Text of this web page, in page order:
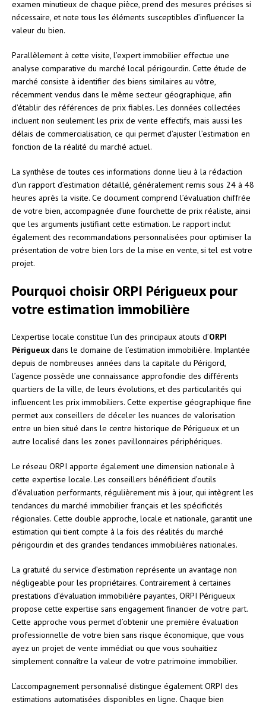
examen minutieux de chaque pièce, prend des mesures précises si
nécessaire, et note tous les éléments susceptibles d’influencer la
valeur du bien.
Parallèlement à cette visite, l’expert immobilier effectue une
analyse comparative du marché local périgourdin. Cette étude de
marché consiste à identifier des biens similaires au vôtre,
récemment vendus dans le même secteur géographique, afin
d’établir des références de prix fiables. Les données collectées
incluent non seulement les prix de vente effectifs, mais aussi les
délais de commercialisation, ce qui permet d’ajuster l’estimation en
fonction de la réalité du marché actuel.
La synthèse de toutes ces informations donne lieu à la rédaction
d’un rapport d’estimation détaillé, généralement remis sous 24 à 48
heures après la visite. Ce document comprend l’évaluation chiffrée
de votre bien, accompagnée d’une fourchette de prix réaliste, ainsi
que les arguments justifiant cette estimation. Le rapport inclut
également des recommandations personnalisées pour optimiser la
présentation de votre bien lors de la mise en vente, si tel est votre
projet.
Pourquoi choisir ORPI Périgueux pour
votre estimation immobilière
L’expertise locale constitue l’un des principaux atouts d’ORPI
Périgueux dans le domaine de l’estimation immobilière. Implantée
depuis de nombreuses années dans la capitale du Périgord,
l’agence possède une connaissance approfondie des différents
quartiers de la ville, de leurs évolutions, et des particularités qui
influencent les prix immobiliers. Cette expertise géographique fine
permet aux conseillers de déceler les nuances de valorisation
entre un bien situé dans le centre historique de Périgueux et un
autre localisé dans les zones pavillonnaires périphériques.
Le réseau ORPI apporte également une dimension nationale à
cette expertise locale. Les conseillers bénéficient d’outils
d’évaluation performants, régulièrement mis à jour, qui intègrent les
tendances du marché immobilier français et les spécificités
régionales. Cette double approche, locale et nationale, garantit une
estimation qui tient compte à la fois des réalités du marché
périgourdin et des grandes tendances immobilières nationales.
La gratuité du service d’estimation représente un avantage non
négligeable pour les propriétaires. Contrairement à certaines
prestations d’évaluation immobilière payantes, ORPI Périgueux
propose cette expertise sans engagement financier de votre part.
Cette approche vous permet d’obtenir une première évaluation
professionnelle de votre bien sans risque économique, que vous
ayez un projet de vente immédiat ou que vous souhaitiez
simplement connaître la valeur de votre patrimoine immobilier.
L’accompagnement personnalisé distingue également ORPI des
estimations automatisées disponibles en ligne. Chaque bien